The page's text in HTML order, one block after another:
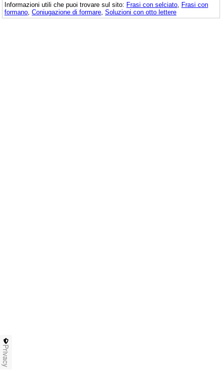
Informazioni utili che puoi trovare sul sito: Frasi con selciato Frasi con
formano Coniugazione di formare Soluzioni con otto lettere
Privacy